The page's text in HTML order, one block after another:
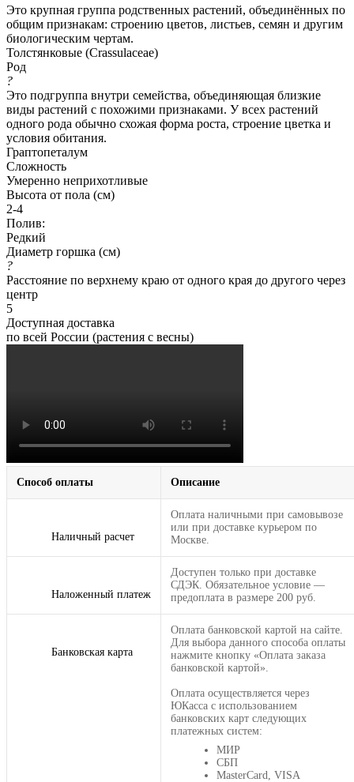
Это крупная группа родственных растений, объединённых по
общим признакам: строению цветов, листьев, семян и другим
биологическим чертам.
Толстянковые (Crassulaceae)
Род
?
Это подгруппа внутри семейства, объединяющая близкие
виды растений с похожими признаками. У всех растений
одного рода обычно схожая форма роста, строение цветка и
условия обитания.
Граптопеталум
Сложность
Умеренно неприхотливые
Высота от пола (см)
2-4
Полив:
Редкий
Диаметр горшка (см)
?
Расстояние по верхнему краю от одного края до другого через
центр
5
Доступная доставка
по всей России (растения с весны)
Способ оплаты Описание
Наличный расчет
Оплата наличными при самовывозе
или при доставке курьером по
Москве.
Наложенный платеж
Доступен только при доставке
СДЭК. Обязательное условие —
предоплата в размере 200 руб.
Банковская карта
Оплата банковской картой на сайте.
Для выбора данного способа оплаты
нажмите кнопку «Оплата заказа
банковской картой».
Оплата осуществляется через
ЮКасса с использованием
банковских карт следующих
платежных систем:
МИР
СБП
MasterCard, VISA